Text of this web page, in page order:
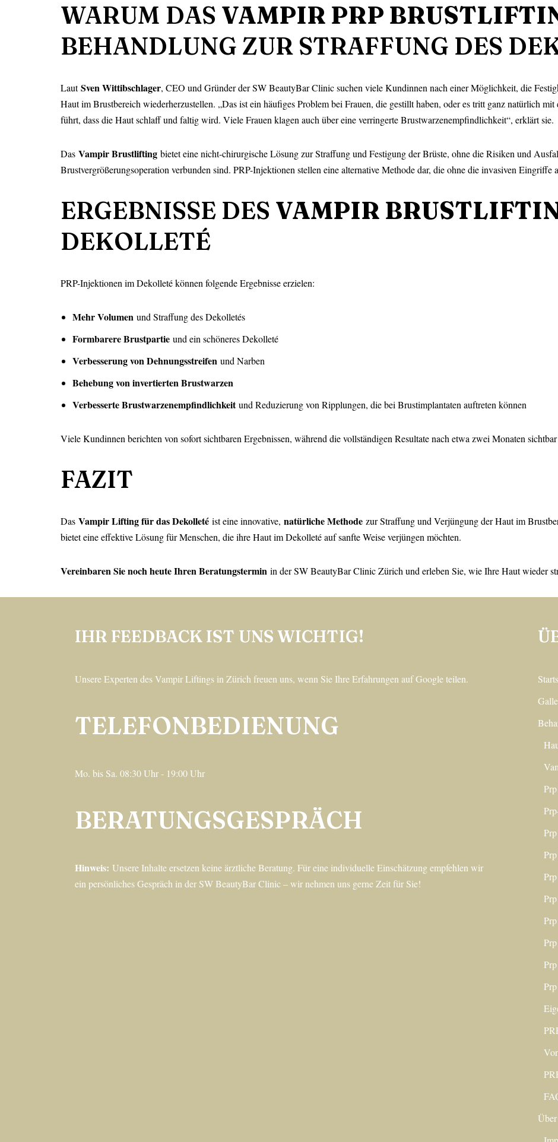
WARUM DAS VAMPIR PRP
BEHANDLUNG ZUR STRAFFUNG DES
LautSven Wittibschlager, CEO und Gründer der SW BeautyBar Clinic suchen viele Kundinnen nach einer Möglichkeit, die
Haut im Brustbereich wiederherzustellen. „Das ist ein häufiges Problem bei Frauen, die gestillt haben, oder es tritt ganz natürlich
führt, dass die Haut schlaff und faltig wird. Viele Frauen klagen auch über eine verringerte Brustwarzenempfindlichkeit“, erklärt sie.
Das Vampir Brustlifting bietet eine nicht-chirurgische Lösung zur Straffung und Festigung der Brüste, ohne die Risiken und
Brustvergrößerungsoperation verbunden sind. PRP-Injektionen stellen eine alternative Methode dar, die ohne die invasiven Eingriffe
ERGEBNISSE DES VAMPIR
DEKOLLETÉ
PRP-Injektionen im Dekolleté können folgende Ergebnisse erzielen:
Mehr Volumen und Straffung des Dekolletés
Formbarere Brustpartie und ein schöneres Dekolleté
Verbesserung von Dehnungsstreifen und Narben
Behebung von invertierten Brustwarzen
Verbesserte Brustwarzenempfindlichkeitund Reduzierung von Ripplungen, die bei Brustimplantaten auftreten können
Viele Kundinnen berichten von sofort sichtbaren Ergebnissen, während die vollständigen Resultate nach etwa zwei Monaten
FAZIT
Das Vampir Lifting für das Dekolleté ist eine innovative, natürliche Methode zur Straffung und Verjüngung der Haut im
bietet eine effektive Lösung für Menschen, die ihre Haut im Dekolleté auf sanfte Weise verjüngen möchten.
Vereinbaren Sie noch heute Ihren Beratungstermin in der SW BeautyBar Clinic Zürich und erleben Sie, wie Ihre Haut wieder
IHR FEEDBACK IST UNS WICHTIG!
Unsere Experten des Vampir Liftings in Zürich freuen uns, wenn Sie Ihre Erfahrungen auf Google teilen.
TELEFONBEDIENUNG
Mo. bis Sa. 08:30 Uhr - 19:00 Uhr
BERATUNGSGESPRÄCH
Hinweis: Unsere Inhalte ersetzen keine ärztliche Beratung. Für eine individuelle Einschätzung empfehlen wir
ein persönliches Gespräch in der SW BeautyBar Clinic – wir nehmen uns gerne Zeit für Sie!